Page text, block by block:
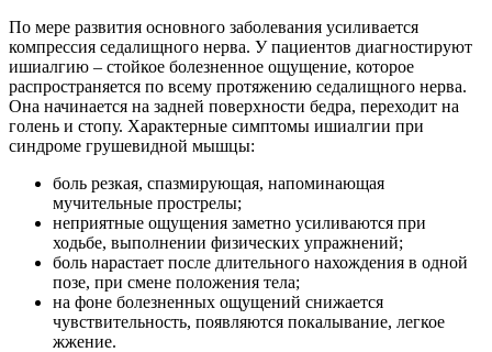
По мере развития основного заболевания усиливается
компрессия седалищного нерва. У пациентов диагностируют
ишиалгию – стойкое болезненное ощущение, которое
распространяется по всему протяжению седалищного нерва.
Она начинается на задней поверхности бедра, переходит на
голень и стопу. Характерные симптомы ишиалгии при
синдроме грушевидной мышцы:
боль резкая, спазмирующая, напоминающая
мучительные прострелы;
неприятные ощущения заметно усиливаются при
ходьбе, выполнении физических упражнений;
боль нарастает после длительного нахождения в одной
позе, при смене положения тела;
на фоне болезненных ощущений снижается
чувствительность, появляются покалывание, легкое
жжение.